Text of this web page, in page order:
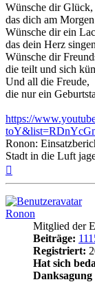
Wünsche dir Glück,
das dich am
Wünsche dir ein
das dein Herz
Wünsche dir
die teilt und sich
Und all die Freude,
die nur ein
https://
Ronon:
Stadt in die Luft
Ronon
Mitglied der
Beiträge:
Registriert:
Hat sich